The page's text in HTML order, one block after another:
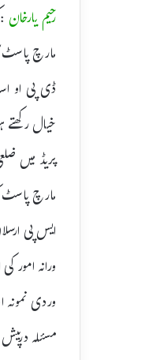
رحیم یارخان
مارچ پاسٹ
ڈی پی او
خیال
پریڈ میں
مارچ پاسٹ
ایس پی
ورانہ امور
وردی
مسئلہ